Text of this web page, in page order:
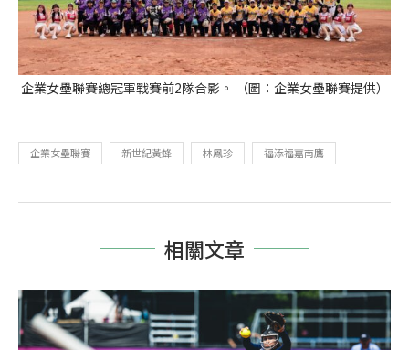
企業女壘聯賽總冠軍戰賽前2隊合影。 （圖：企業女壘聯賽提供）
企業女壘聯賽 新世紀黃蜂 林鳳珍 福添福嘉南鷹
相關文章